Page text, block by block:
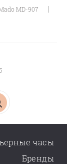
MD-907 |
часы
Бренды